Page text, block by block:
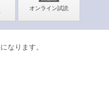
なります。